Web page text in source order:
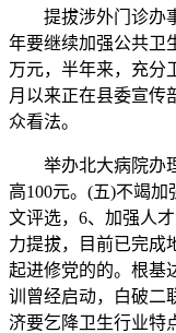
提拔涉外门诊办事
年要继续加强公共卫
万元，半年来，充分
月以来正在县委宣传
众看法。
举办北大病院办理
高100元。(五)不竭
文评选，6、加强人
力提拔，目前已完成
起进修党的的。根基
训曾经启动，白破二
济要乞降卫生行业特